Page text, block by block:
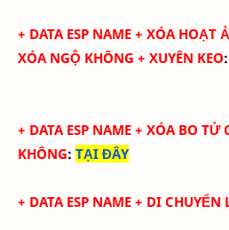
+ DATA ESP NAME + XÓA HOẠT
XÓA NGỘ KHÔNG + XUYÊN KEO:
+ DATA ESP NAME + XÓA BO TỬ
KHÔNG: TẠI ĐÂY
+ DATA ESP NAME + DI CHUYỂN